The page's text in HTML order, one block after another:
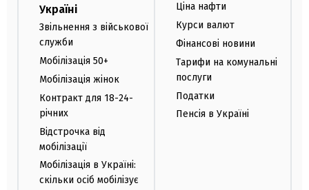
Україні
Звільнення з військової
служби
Мобілізація 50+
Мобілізація жінок
Контракт для 18-24-
річних
Відстрочка від
мобілізації
Мобілізація в Україні:
скільки осіб мобілізує
Ціна нафти
Курси валют
Фінансові новини
Тарифи на комунальні
послуги
Податки
Пенсія в Україні